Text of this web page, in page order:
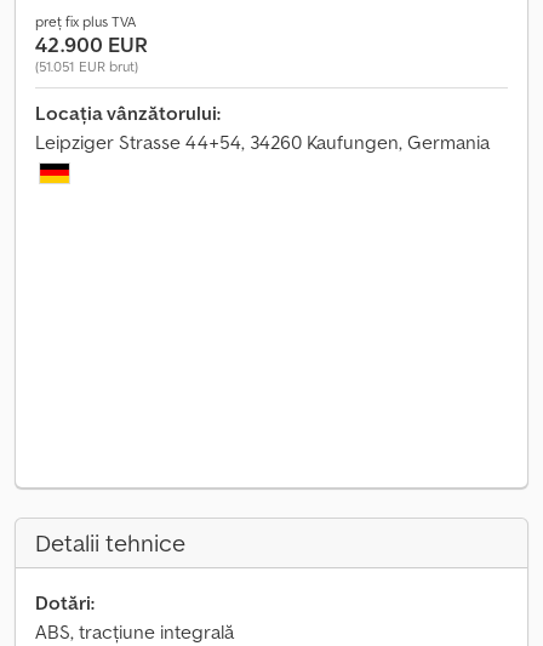
preț fix plus TVA
42.900 EUR
(51.051 EUR brut)
Locația vânzătorului:
Leipziger Strasse 44+54, 34260 Kaufungen, Germania
Detalii tehnice
Dotări:
ABS, tracțiune integrală